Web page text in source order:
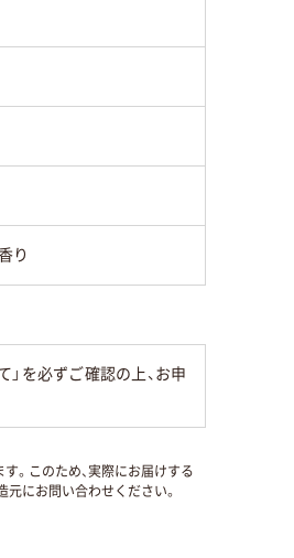
り
を必ずご確認の上、お申
。このため、実際にお届けする
にお問い合わせください。